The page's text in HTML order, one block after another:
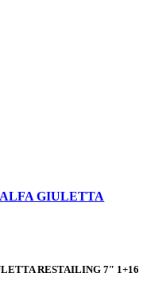
GIULETTA
RESTAILING 7″ 1+16